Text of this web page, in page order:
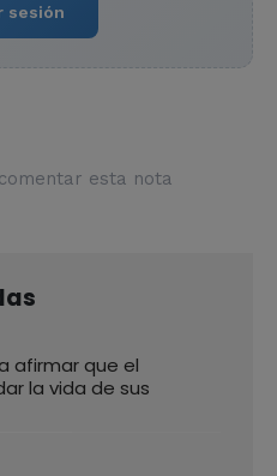
sesión
esta nota
afirmar que el
la vida de sus